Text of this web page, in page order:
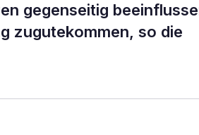
gegenseitig
zugutekommen, so die